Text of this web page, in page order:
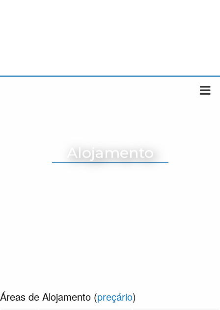
Alojamento
Áreas de Alojamento (preçário)